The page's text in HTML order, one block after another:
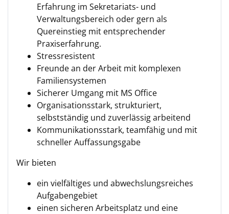
Erfahrung im Sekretariats- und
Verwaltungsbereich oder gern als
Quereinstieg mit entsprechender
Praxiserfahrung.
Stressresistent
Freunde an der Arbeit mit komplexen
Familiensystemen
Sicherer Umgang mit MS Office
Organisationsstark, strukturiert,
selbstständig und zuverlässig arbeitend
Kommunikationsstark, teamfähig und mit
schneller Auffassungsgabe
Wir bieten
ein vielfältiges und abwechslungsreiches
Aufgabengebiet
einen sicheren Arbeitsplatz und eine